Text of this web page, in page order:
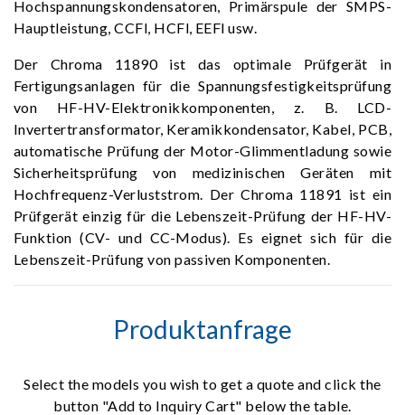
Hochspannungskondensatoren, Primärspule der SMPS-
Hauptleistung, CCFl, HCFl, EEFl usw.
Der Chroma 11890 ist das optimale Prüfgerät in
Fertigungsanlagen für die Spannungsfestigkeitsprüfung
von HF-HV-Elektronikkomponenten, z. B. LCD-
Invertertransformator, Keramikkondensator, Kabel, PCB,
automatische Prüfung der Motor-Glimmentladung sowie
Sicherheitsprüfung von medizinischen Geräten mit
Hochfrequenz-Verluststrom. Der Chroma 11891 ist ein
Prüfgerät einzig für die Lebenszeit-Prüfung der HF-HV-
Funktion (CV- und CC-Modus). Es eignet sich für die
Lebenszeit-Prüfung von passiven Komponenten.
Produktanfrage
Select the models you wish to get a quote and click the
button "Add to Inquiry Cart" below the table.